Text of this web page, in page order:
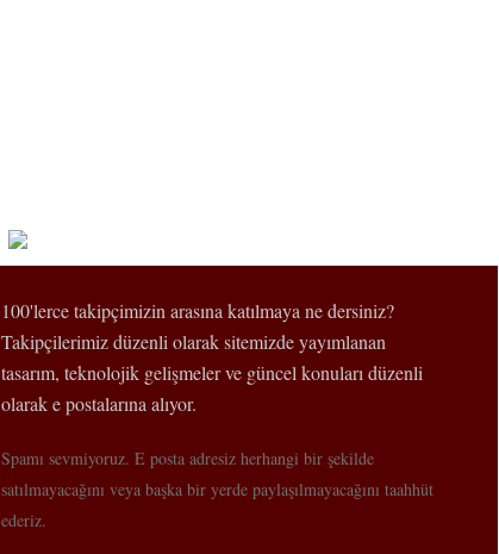
100'lerce takipçimizin arasına katılmaya ne dersiniz?
Takipçilerimiz düzenli olarak sitemizde yayımlanan
tasarım, teknolojik gelişmeler ve güncel konuları düzenli
olarak e postalarına alıyor.
Spamı sevmiyoruz. E posta adresiz herhangi bir şekilde
satılmayacağını veya başka bir yerde paylaşılmayacağını taahhüt
ederiz.